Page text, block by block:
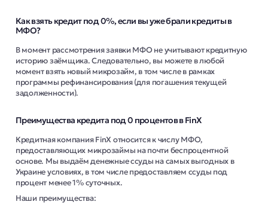
Как взять кредит под 0%, если вы уже брали кредиты в
МФО?
В момент рассмотрения заявки МФО не учитывают кредитную
историю заёмщика. Следовательно, вы можете в любой
момент взять новый микрозайм, в том числе в рамках
программы рефинансирования (для погашения текущей
задолженности).
Преимущества кредита под 0 процентов в FinX
Кредитная компания FinX относится к числу МФО,
предоставляющих микрозаймы на почти беспроцентной
основе. Мы выдаём денежные ссуды на самых выгодных в
Украине условиях, в том числе предоставляем ссуды под
процент менее 1% суточных.
Наши преимущества: